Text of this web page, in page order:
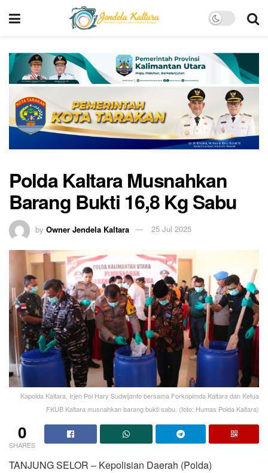
Polda Kaltara Musnahkan
Barang Bukti 16,8 Kg Sabu
by Owner Jendela Kaltara 25 Jul 2025
Kapolda Kaltara, Irjen Pol Hary Sudwijanto bersama Forkopimda Kaltara dan Ketua
FKUB Kaltara musnahkan barang bukti sabu. (foto: Humas Polda Kaltara)
0
SHARES
TANJUNG SELOR – Kepolisian Daerah (Polda)